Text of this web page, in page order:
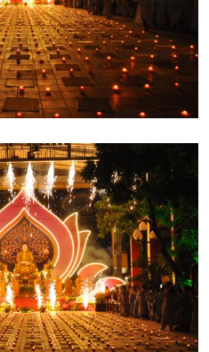
cả cõi nhân thiên, khiến
khắc nhiệm mầu, huyền
chiến thắng ma quân, phất
cất khúc khải hoàn ca.
này đã mở lối giải thoát
đạo.